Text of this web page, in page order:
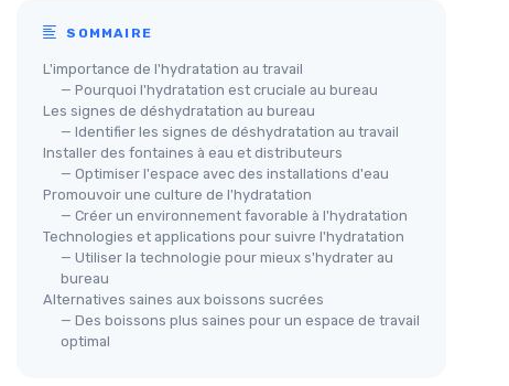
SOMMAIRE
L'importance de l'hydratation au travail
— Pourquoi l'hydratation est cruciale au bureau
Les signes de déshydratation au bureau
— Identifier les signes de déshydratation au travail
Installer des fontaines à eau et distributeurs
— Optimiser l'espace avec des installations d'eau
Promouvoir une culture de l'hydratation
— Créer un environnement favorable à l'hydratation
Technologies et applications pour suivre l'hydratation
— Utiliser la technologie pour mieux s'hydrater au
bureau
Alternatives saines aux boissons sucrées
— Des boissons plus saines pour un espace de travail
optimal